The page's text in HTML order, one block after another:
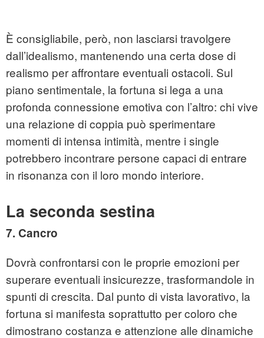
È consigliabile, però, non lasciarsi travolgere
dall’idealismo, mantenendo una certa dose di
realismo per affrontare eventuali ostacoli. Sul
piano sentimentale, la fortuna si lega a una
profonda connessione emotiva con l’altro: chi vive
una relazione di coppia può sperimentare
momenti di intensa intimità, mentre i single
potrebbero incontrare persone capaci di entrare
in risonanza con il loro mondo interiore.
La seconda sestina
7. Cancro
Dovrà confrontarsi con le proprie emozioni per
superare eventuali insicurezze, trasformandole in
spunti di crescita. Dal punto di vista lavorativo, la
fortuna si manifesta soprattutto per coloro che
dimostrano costanza e attenzione alle dinamiche